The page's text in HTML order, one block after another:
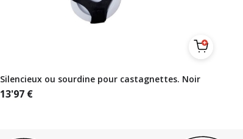
Silencieux ou sourdine pour castagnettes. Noir
13'97 €